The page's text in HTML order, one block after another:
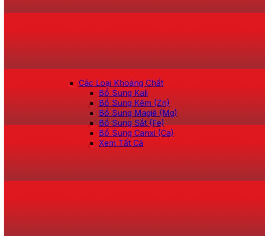
Các Loại Khoáng Chất
Bổ Sung Kali
Bổ Sung Kẽm (Zn)
Bổ Sung Magiê (Mg)
Bổ Sung Sắt (Fe)
Bổ Sung Canxi (Ca)
Xem Tất Cả